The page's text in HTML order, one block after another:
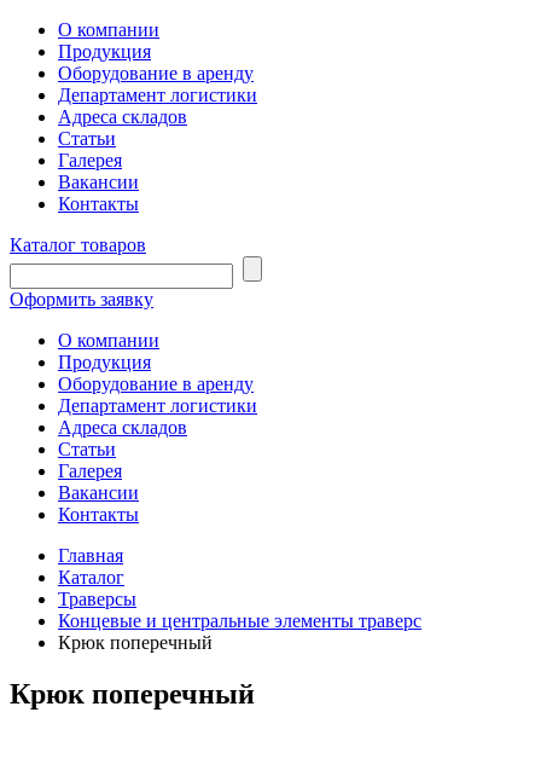
О компании
Продукция
Оборудование в аренду
Департамент логистики
Адреса складов
Статьи
Галерея
Вакансии
Контакты
Каталог товаров
Оформить заявку
О компании
Продукция
Оборудование в аренду
Департамент логистики
Адреса складов
Статьи
Галерея
Вакансии
Контакты
Главная
Каталог
Траверсы
Концевые и центральные элементы траверс
Крюк поперечный
Крюк поперечный